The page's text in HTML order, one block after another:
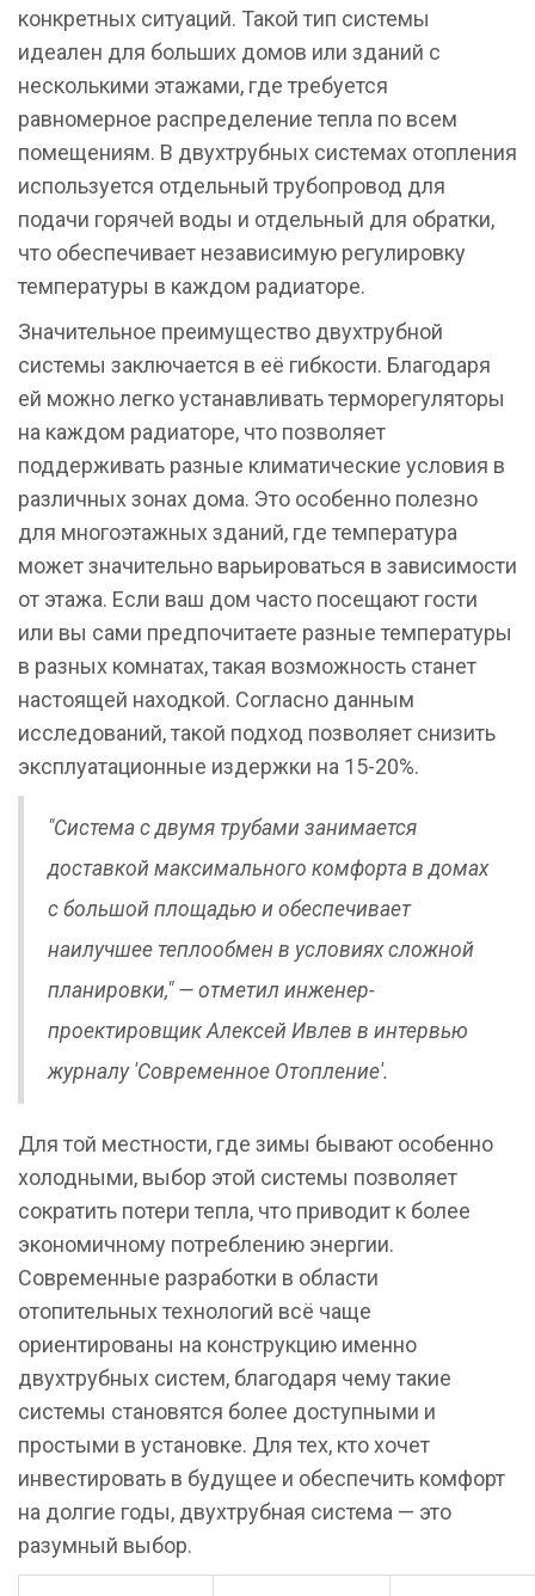
конкретных ситуаций. Такой тип системы
идеален для больших домов или зданий с
несколькими этажами, где требуется
равномерное распределение тепла по всем
помещениям. В двухтрубных системах отопления
используется отдельный трубопровод для
подачи горячей воды и отдельный для обратки,
что обеспечивает независимую регулировку
температуры в каждом радиаторе.
Значительное преимущество двухтрубной
системы заключается в её гибкости. Благодаря
ей можно легко устанавливать терморегуляторы
на каждом радиаторе, что позволяет
поддерживать разные климатические условия в
различных зонах дома. Это особенно полезно
для многоэтажных зданий, где температура
может значительно варьироваться в зависимости
от этажа. Если ваш дом часто посещают гости
или вы сами предпочитаете разные температуры
в разных комнатах, такая возможность станет
настоящей находкой. Согласно данным
исследований, такой подход позволяет снизить
эксплуатационные издержки на 15-20%.
"Система с двумя трубами занимается
доставкой максимального комфорта в домах
с большой площадью и обеспечивает
наилучшее теплообмен в условиях сложной
планировки," — отметил инженер-
проектировщик Алексей Ивлев в интервью
журналу 'Современное Отопление'.
Для той местности, где зимы бывают особенно
холодными, выбор этой системы позволяет
сократить потери тепла, что приводит к более
экономичному потреблению энергии.
Современные разработки в области
отопительных технологий всё чаще
ориентированы на конструкцию именно
двухтрубных систем, благодаря чему такие
системы становятся более доступными и
простыми в установке. Для тех, кто хочет
инвестировать в будущее и обеспечить комфорт
на долгие годы, двухтрубная система — это
разумный выбор.